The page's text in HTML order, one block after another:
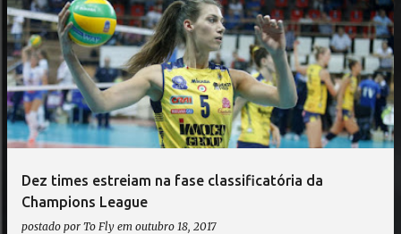
P
o
s
t
a
g
Dez times estreiam na fase classificatória da
Champions League
postado por To Fly em outubro 18, 2017